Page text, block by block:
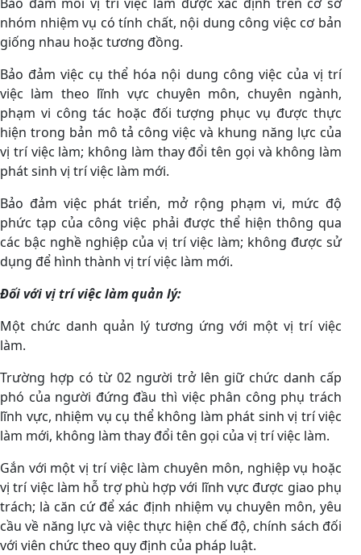
nhóm nhiệm vụ có tính chất, nội dung công việc cơ bản
giống nhau hoặc tương đồng.
Bảo đảm việc cụ thể hóa nội dung công việc của vị trí
việc làm theo lĩnh vực chuyên môn, chuyên ngành,
phạm vi công tác hoặc đối tượng phục vụ được thực
hiện trong bản mô tả công việc và khung năng lực của
vị trí việc làm; không làm thay đổi tên gọi và không làm
phát sinh vị trí việc làm mới.
Bảo đảm việc phát triển, mở rộng phạm vi, mức độ
phức tạp của công việc phải được thể hiện thông qua
các bậc nghề nghiệp của vị trí việc làm; không được sử
dụng để hình thành vị trí việc làm mới.
Đối với vị trí việc làm quản lý:
Một chức danh quản lý tương ứng với một vị trí việc
làm.
Trường hợp có từ 02 người trở lên giữ chức danh cấp
phó của người đứng đầu thì việc phân công phụ trách
lĩnh vực, nhiệm vụ cụ thể không làm phát sinh vị trí việc
làm mới, không làm thay đổi tên gọi của vị trí việc làm.
Gắn với một vị trí việc làm chuyên môn, nghiệp vụ hoặc
vị trí việc làm hỗ trợ phù hợp với lĩnh vực được giao phụ
trách; là căn cứ để xác định nhiệm vụ chuyên môn, yêu
cầu về năng lực và việc thực hiện chế độ, chính sách đối
với viên chức theo quy định của pháp luật.